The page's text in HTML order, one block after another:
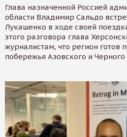
Глава назначенной Россией
области Владимир Сальдо
Лукашенко в ходе своей
этого разговора глава
журналистам, что регион готов
побережья Азовского и